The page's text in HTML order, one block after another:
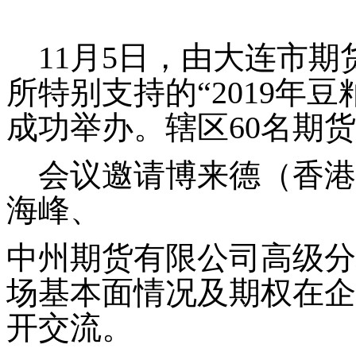
11 月 5 日
，由大连市
所特别支持的“2019年豆
成功举办。辖区60名期
会议邀请博来德（香
海峰、
中州期货有限公司高级
场基本面情况及期权在
开交流。